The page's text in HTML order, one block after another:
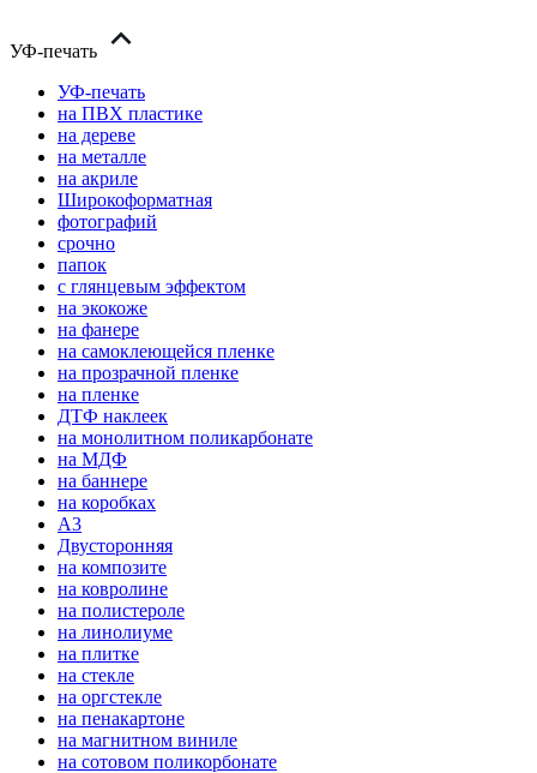
УФ-печать
УФ-печать
на ПВХ пластике
на дереве
на металле
на акриле
Широкоформатная
фотографий
срочно
папок
с глянцевым эффектом
на экокоже
на фанере
на самоклеющейся пленке
на прозрачной пленке
на пленке
ДТФ наклеек
на монолитном поликарбонате
на МДФ
на баннере
на коробках
А3
Двусторонняя
на композите
на ковролине
на полистероле
на линолиуме
на плитке
на стекле
на оргстекле
на пенакартоне
на магнитном виниле
на сотовом поликорбонате